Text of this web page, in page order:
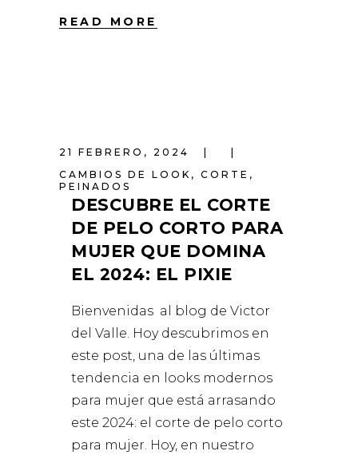
READ MORE
21 FEBRERO, 2024
CAMBIOS DE LOOK , CORTE ,
PEINADOS
DESCUBRE EL CORTE
DE PELO CORTO PARA
MUJER QUE DOMINA
EL 2024: EL PIXIE
Bienvenidas al blog de Victor
del Valle. Hoy descubrimos en
este post, una de las últimas
tendencia en looks modernos
para mujer que está arrasando
este 2024: el corte de pelo corto
para mujer. Hoy, en nuestro